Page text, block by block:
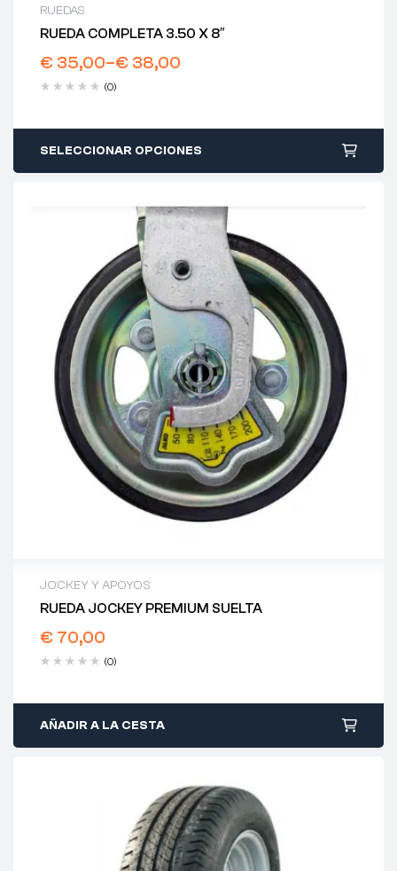
RUEDAS
RUEDA COMPLETA 3.50 X 8″
€ 35,00–€ 38,00
(0)
SELECCIONAR OPCIONES
JOCKEY Y APOYOS
RUEDA JOCKEY PREMIUM SUELTA
€ 70,00
(0)
AÑADIR A LA CESTA